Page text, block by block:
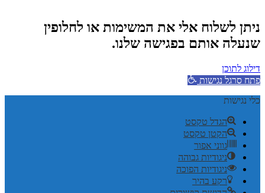
ניתן לשלוח אלי את המשימות או לחלופין
שנעלה אותם בפגישה שלנו.
דילוג לתוכן
פתח סרגל נגישות
כלי נגישות
הגדל טקסט
הקטן טקסט
גווני אפור
ניגודיות גבוהה
ניגודיות הפוכה
רקע בהיר